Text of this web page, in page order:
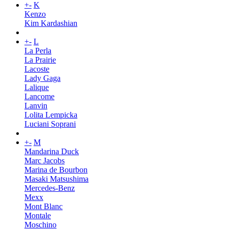
+- K
Kenzo
Kim Kardashian
+- L
La Perla
La Prairie
Lacoste
Lady Gaga
Lalique
Lancome
Lanvin
Lolita Lempicka
Luciani Soprani
+- M
Mandarina Duck
Marc Jacobs
Marina de Bourbon
Masaki Matsushima
Mercedes-Benz
Mexx
Mont Blanc
Montale
Moschino